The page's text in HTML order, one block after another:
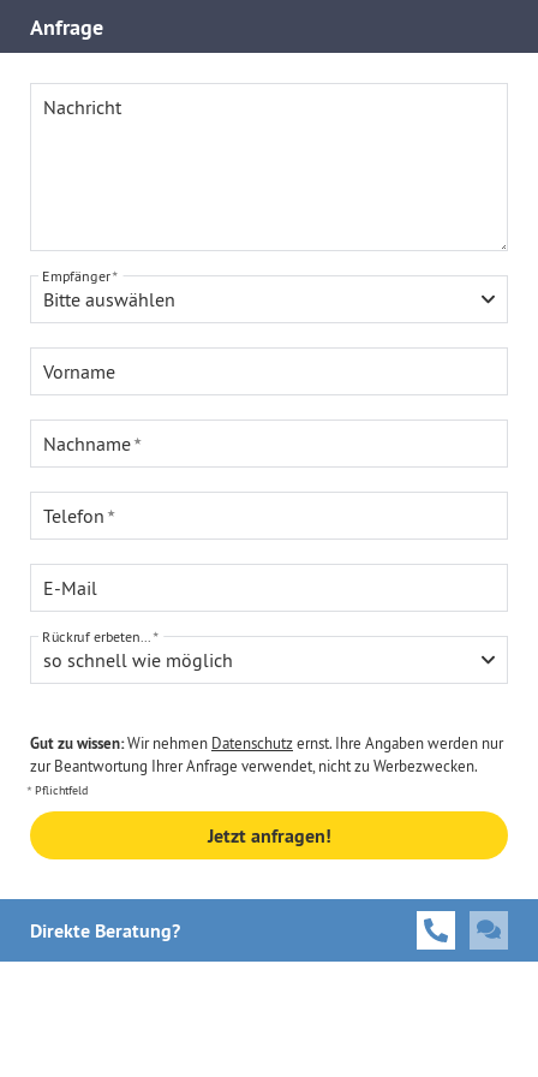
Anfrage
Nachricht
Bitte auswählen
Empfänger
Vorname
Nachname
Telefon
E-Mail
so schnell wie möglich
Rückruf erbeten...
Gut zu wissen:Wir nehmen Datenschutzernst. Ihre Angaben werden nur
zur Beantwortung Ihrer Anfrage verwendet, nicht zu Werbezwecken.
Pflichtfeld
Jetzt anfragen!
Direkte Beratung?